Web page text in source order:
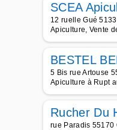
SCEA
12 ruelle Gué
Apiculture, Vente
BESTEL
5 Bis rue Artouse
Apiculture à Rupt
Rucher Du
rue Paradis 55170